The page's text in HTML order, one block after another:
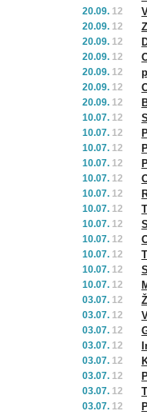
20.09. 12
20.09. 12
20.09. 12
20.09. 12
20.09. 12
20.09. 12
20.09. 12
10.07. 12
10.07. 12
10.07. 12
10.07. 12
10.07. 12
10.07. 12
10.07. 12
10.07. 12
10.07. 12
10.07. 12
10.07. 12
10.07. 12
03.07. 12
03.07. 12
03.07. 12
03.07. 12
03.07. 12
03.07. 12
03.07. 12
03.07. 12